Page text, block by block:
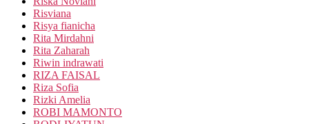
Risviana
Risya fianicha
Rita Mirdahni
Rita Zaharah
Riwin indrawati
RIZA FAISAL
Riza Sofia
Rizki Amelia
ROBI MAMONTO